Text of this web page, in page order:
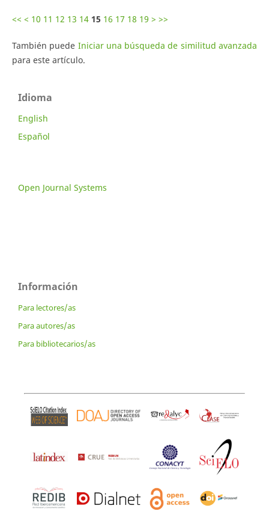
<< < 10 11 12 13 14 15 16 17 18 19 > >>
También puede Iniciar una búsqueda de similitud avanzada
para este artículo.
Idioma
English
Español
Open Journal Systems
Información
Para lectores/as
Para autores/as
Para bibliotecarios/as